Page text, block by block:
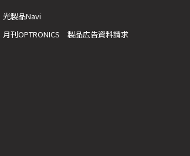
光製品Navi
月刊OPTRONICS 製品広告資料請求